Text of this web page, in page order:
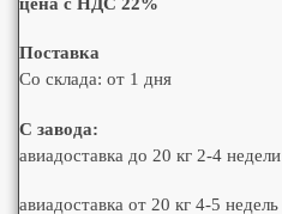
Поставка
Со склада: от 1 дня
С завода:
авиадоставка до 20 кг 2-4 недели
авиадоставка от 20 кг 4-5 недель